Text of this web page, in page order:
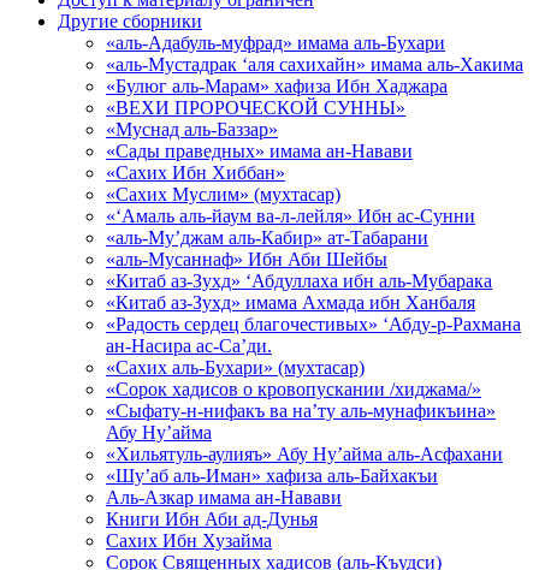
Другие сборники
«аль-Адабуль-муфрад» имама аль-Бухари
«аль-Мустадрак ‘аля сахихайн» имама аль-Хакима
«Булюг аль-Марам» хафиза Ибн Хаджара
«ВЕХИ ПРОРОЧЕСКОЙ СУННЫ»
«Муснад аль-Баззар»
«Сады праведных» имама ан-Навави
«Сахих Ибн Хиббан»
«Сахих Муслим» (мухтасар)
«‘Амаль аль-йаум ва-л-лейля» Ибн ас-Сунни
«аль-Му’джам аль-Кабир» ат-Табарани
«аль-Мусаннаф» Ибн Аби Шейбы
«Китаб аз-Зухд» ‘Абдуллаха ибн аль-Мубарака
«Китаб аз-Зухд» имама Ахмада ибн Ханбаля
«Радость сердец благочестивых» ‘Абду-р-Рахмана
ан-Насира ас-Са’ди.
«Сахих аль-Бухари» (мухтасар)
«Сорок хадисов о кровопускании /хиджама/»
«Сыфату-н-нифакъ ва на’ту аль-мунафикъина»
Абу Ну’айма
«Хильятуль-аулияъ» Абу Ну’айма аль-Асфахани
«Шу’аб аль-Иман» хафиза аль-Байхакъи
Аль-Азкар имама ан-Навави
Книги Ибн Аби ад-Дунья
Сахих Ибн Хузайма
Сорок Священных хадисов (аль-Къудси)